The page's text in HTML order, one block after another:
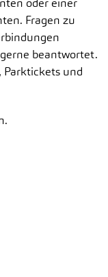
oder einer
Fragen zu
beantwortet.
Parktickets und